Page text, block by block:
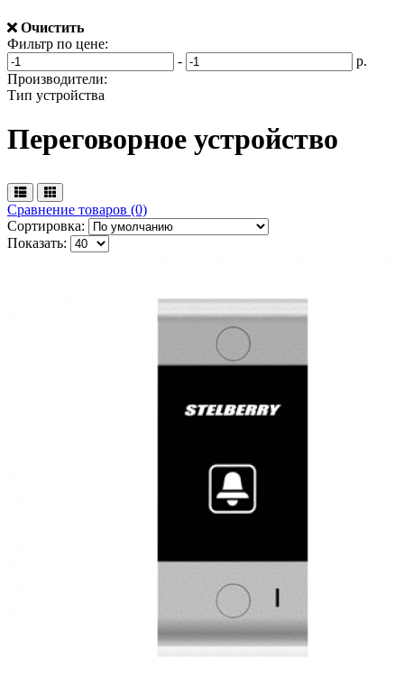
Очистить
Фильтр по цене:
-
р.
Производители:
Тип устройства
Переговорное устройство
Сравнение товаров (0)
Сортировка:
Показать: